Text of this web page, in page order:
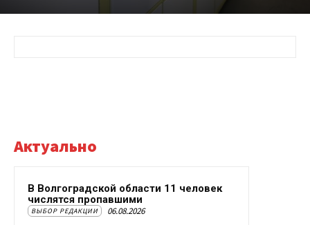
Актуально
В Волгоградской области 11 человек
числятся пропавшими
ВЫБОР РЕДАКЦИИ 06.08.2026